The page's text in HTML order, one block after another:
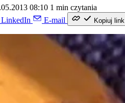
08:10 1 min czytania
LinkedIn E-mail Kopiuj link